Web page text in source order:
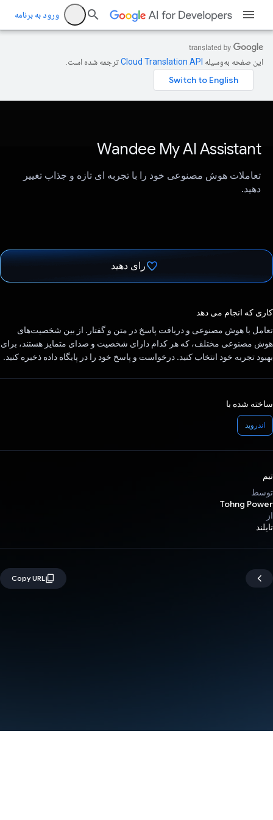
ورود به برنامه
این صفحه به‌وسیله ترجمه شده است.
Wandee My AI Assistant
تعاملات هوش مصنوعی خود را با تجربه ای تازه و جذاب تغییر
دهید.
رای دهید
کاری که انجام می دهد
تعامل با هوش مصنوعی و دریافت پاسخ در متن و گفتار. از بین شخصیت‌های
هوش مصنوعی مختلف، که هر کدام دارای شخصیت و صدای متمایز هستند، برای
بهبود تجربه خود انتخاب کنید. درخواست و پاسخ خود را در پایگاه داده ذخیره کنید.
ساخته شده با
اندروید
تیم
توسط
Tohng Power
از
تایلند